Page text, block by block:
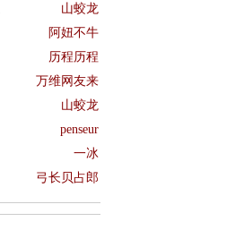
山蛟龙
阿妞不牛
历程历程
万维网友来
山蛟龙
penseur
一冰
弓长贝占郎